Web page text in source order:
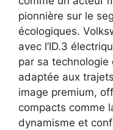
pionnière sur le
écologiques.
avec l’ID.3
par sa
adaptée aux
image premium,
compacts comme
dynamisme et